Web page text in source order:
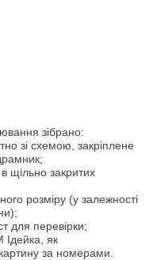
зібрано:
зі схемою, закріплене
щільно закритих
розміру (у залежності
для перевірки;
Ідейка, як
за номерами.